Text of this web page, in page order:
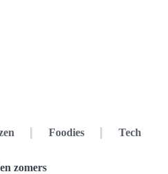
Foodies Tech
zomers